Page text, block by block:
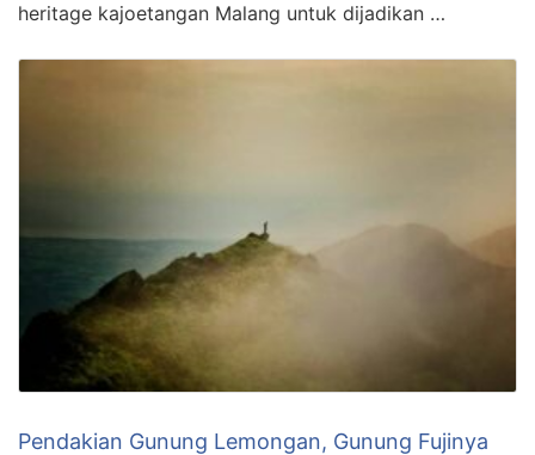
heritage kajoetangan Malang untuk dijadikan …
Pendakian Gunung Lemongan, Gunung Fujinya